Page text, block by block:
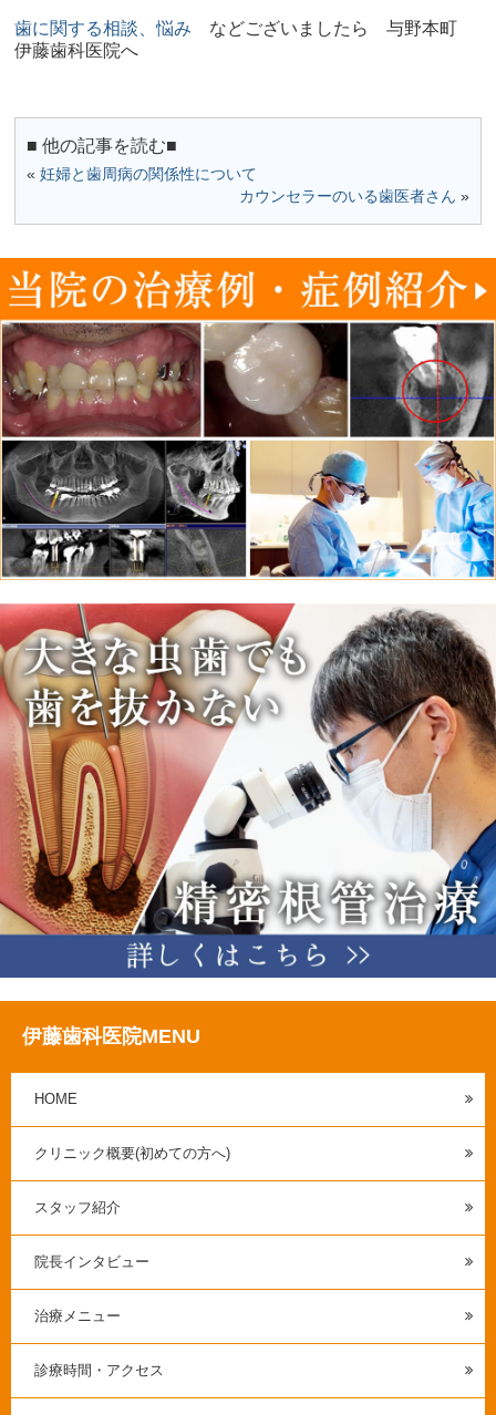
歯に関する相談、悩み などございましたら 与野本町
伊藤歯科医院へ
■ 他の記事を読む■
«妊婦と歯周病の関係性について
カウンセラーのいる歯医者さん »
伊藤歯科医院MENU
HOME
クリニック概要(初めての方へ)
スタッフ紹介
院長インタビュー
治療メニュー
診療時間・アクセス